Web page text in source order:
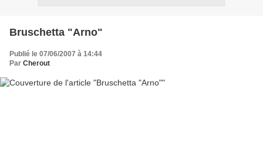
Bruschetta "Arno"
Publié le 07/06/2007 à 14:44
Par Cherout